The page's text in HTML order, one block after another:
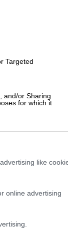
Targeted
and/or Sharing
for which it
like
online advertising
έως τις
αρκετές
στη
περιοχές
να
βαθμούς,
18
5 έως 19-
του